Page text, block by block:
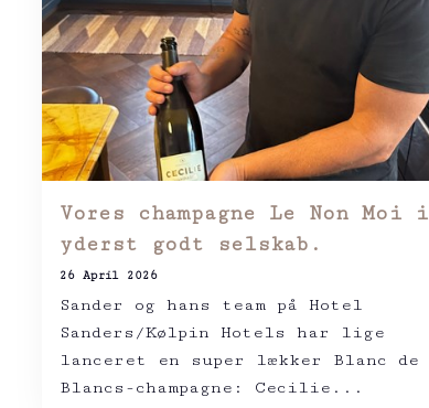
Vores champagne Le Non Moi i
yderst godt selskab.
26 April 2026
Sander og hans team på Hotel
Sanders/Kølpin Hotels har lige
lanceret en super lækker Blanc de
Blancs-champagne: Cecilie...